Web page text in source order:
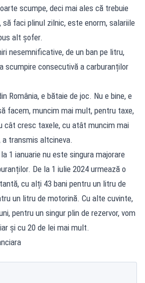
scumpe, deci mai ales că trebuie
faci plinul zilnic, este enorm, salariile
alt șofer.
nesemnificative, de un ban pe litru,
scumpire consecutivă a carburanților
România, e bătaie de joc. Nu e bine, e
facem, muncim mai mult, pentru taxe,
cât cresc taxele, cu atât muncim mai
a transmis altcineva.
1 ianuarie nu este singura majorare
De la 1 iulie 2024 urmează o
cu alți 43 bani pentru un litru de
un litru de motorină. Cu alte cuvinte,
pentru un singur plin de rezervor, vom
și cu 20 de lei mai mult.